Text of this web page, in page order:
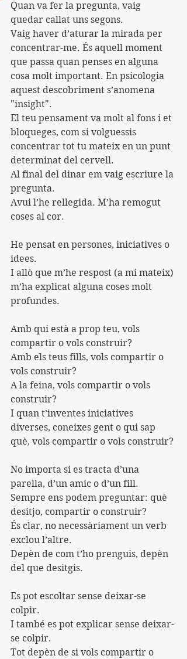
Quan va fer la pregunta, vaig
quedar callat uns segons.
Vaig haver d’aturar la mirada per
concentrar-me. És aquell moment
que passa quan penses en alguna
cosa molt important. En psicologia
aquest descobriment s’anomena
"insight".
El teu pensament va molt al fons i et
bloqueges, com si volguessis
concentrar tot tu mateix en un punt
determinat del cervell.
Al final del dinar em vaig escriure la
pregunta.
Avui l’he rellegida. M’ha remogut
coses al cor.
He pensat en persones, iniciatives o
idees.
I allò que m’he respost (a mi mateix)
m’ha explicat alguna coses molt
profundes.
Amb qui està a prop teu, vols
compartir o vols construir?
Amb els teus fills, vols compartir o
vols construir?
A la feina, vols compartir o vols
construir?
I quan t’inventes iniciatives
diverses, coneixes gent o qui sap
què, vols compartir o vols construir?
No importa si es tracta d’una
parella, d’un amic o d’un fill.
Sempre ens podem preguntar: què
desitjo, compartir o construir?
És clar, no necessàriament un verb
exclou l’altre.
Depèn de com t’ho prenguis, depèn
del que desitgis.
Es pot escoltar sense deixar-se
colpir.
I també es pot explicar sense deixar-
se colpir.
Tot depèn de si vols compartir o